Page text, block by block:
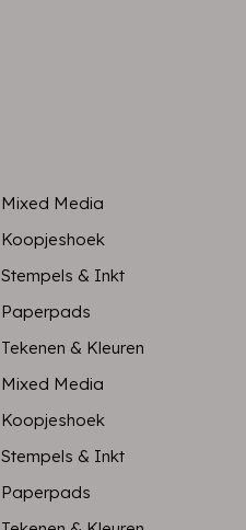
Mixed Media
Koopjeshoek
Stempels & Inkt
Paperpads
Tekenen & Kleuren
Mixed Media
Koopjeshoek
Stempels & Inkt
Paperpads